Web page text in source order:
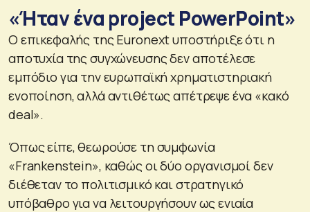
«Ήταν ένα project PowerPoint»
Ο επικεφαλής της Euronext υποστήριξε ότι η
αποτυχία της συγχώνευσης δεν αποτέλεσε
εμπόδιο για την ευρωπαϊκή χρηματιστηριακή
ενοποίηση, αλλά αντιθέτως απέτρεψε ένα «κακό
deal».
Όπως είπε, θεωρούσε τη συμφωνία
«Frankenstein», καθώς οι δύο οργανισμοί δεν
διέθεταν το πολιτισμικό και στρατηγικό
υπόβαθρο για να λειτουργήσουν ως ενιαία